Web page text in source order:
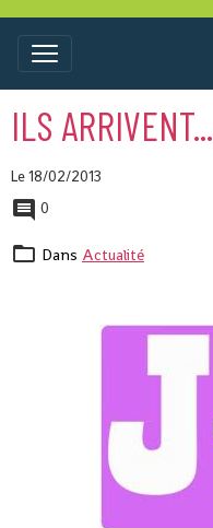
ILS ARRIVENT...
Le 18/02/2013
0
Dans Actualité